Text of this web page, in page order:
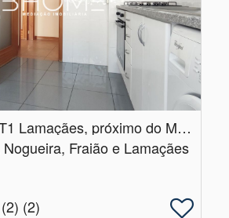
Apartamento T1 Lamaçães, próximo do Minho Center
Fraião e Lamaçães
(2)